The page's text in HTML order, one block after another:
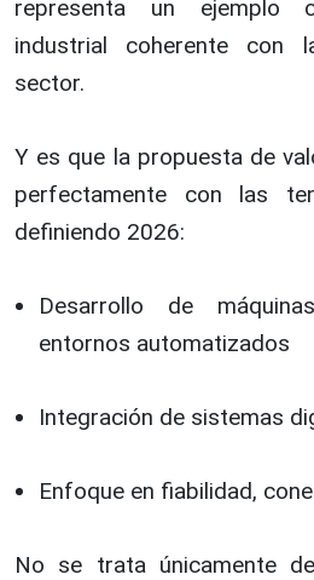
representa un ejemplo
industrial coherente con
sector.
Y es que la propuesta de
perfectamente con las
definiendo 2026:
Desarrollo de
entornos automatizados
Integración de sistemas
Enfoque en fiabilidad,
No se trata únicamente